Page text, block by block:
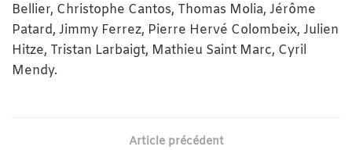
Bellier, Christophe Cantos, Thomas Molia, Jérôme
Patard, Jimmy Ferrez, Pierre Hervé Colombeix, Julien
Hitze, Tristan Larbaigt, Mathieu Saint Marc, Cyril
Mendy.
Article précédent